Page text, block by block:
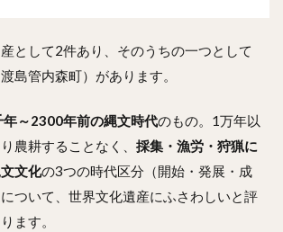
として2件あり、そのうちの一つとして
島管内森町）があります。
～2300年前の縄文時代のもの。1万年以
農耕することなく、 採集・漁労・狩猟に
文化の3つの時代区分（開始・発展・成
ついて、世界文化遺産にふさわしいと評
ます。